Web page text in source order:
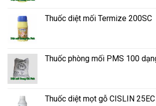
Thuốc diệt mối Termize 200SC
Thuốc phòng mối PMS 100
Thuốc diệt mọt gỗ CISLIN 25EC